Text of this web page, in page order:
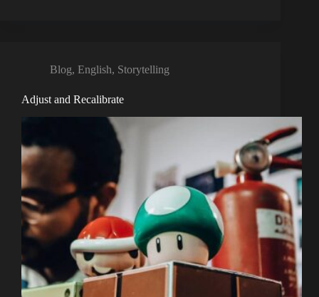
Blog, English, Storytelling
Adjust and Recalibrate